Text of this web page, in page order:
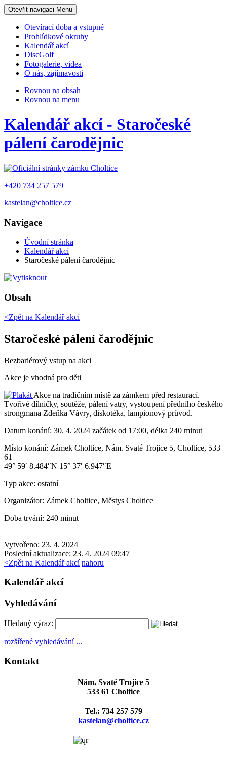
Otevřit navigaci Menu
Otevírací doba a vstupné
Prohlídkové okruhy
Kalendář akcí
DiscGolf
Fotogalerie, videa
O nás, zajímavosti
Rovnou na obsah
Rovnou na menu
Kalendář akcí - Staročeské
pálení čarodějnic
+420 734 257 579
kastelan@choltice.cz
Navigace
Úvodní stránka
Kalendář akcí
Staročeské pálení čarodějnic
Obsah
<Zpět na Kalendář akcí
Staročeské pálení čarodějnic
Bezbariérový vstup na akci
Akce je vhodná pro děti
Akce na tradičním místě za zámkem před restaurací.
Tvořivé dílničky, soutěže, pálení vatry, vystoupení předního českého
strongmana Zdeňka Vávry, diskotéka, lampionový průvod.
Datum konání: 30. 4. 2024 začátek od 17:00, délka 240 minut
Místo konání: Zámek Choltice, Nám. Svaté Trojice 5, Choltice, 533
61
49° 59′ 8.484″N 15° 37′ 6.947″E
Typ akce: ostatní
Organizátor: Zámek Choltice, Městys Choltice
Doba trvání: 240 minut
Vytvořeno: 23. 4. 2024
Poslední aktualizace: 23. 4. 2024 09:47
<Zpět na Kalendář akcí nahoru
Kalendář akcí
Vyhledávání
Hledaný výraz:
rozšířené vyhledávání ...
Kontakt
Nám. Svaté Trojice 5
533 61 Choltice
Tel.: 734 257 579
kastelan@choltice.cz